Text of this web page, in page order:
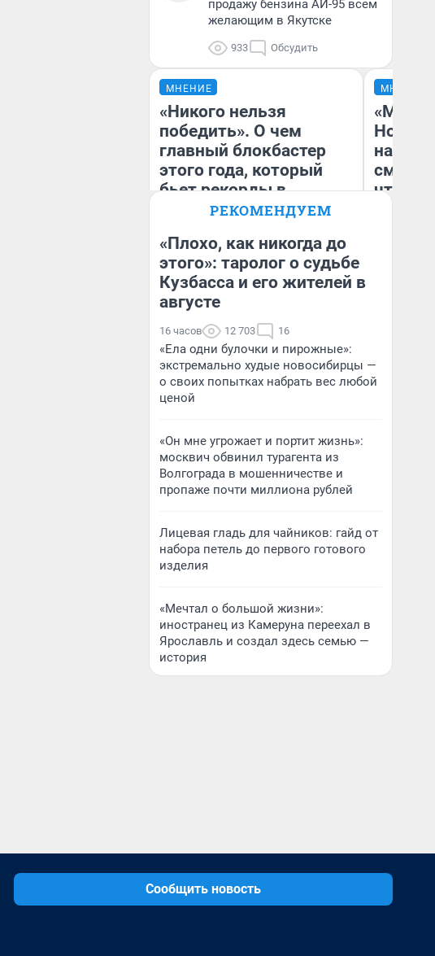
продажу бензина АИ-95 всем
желающим в Якутске
933 Обсудить
МНЕНИЕ
«Никого нельзя
победить». О чем
главный блокбастер
этого года, который
бьет рекорды в
прокате: честный
Нолана
Стас Соколов
Эксперт
МНЕНИЕ
«Мы
чтобы
РЕКОМЕНДУЕМ
«Плохо, как никогда до
этого»: таролог о судьбе
Кузбасса и его жителей в
августе
16 часов 12 703 16
«Ела одни булочки и пирожные»:
экстремально худые новосибирцы —
о своих попытках набрать вес любой
ценой
«Он мне угрожает и портит жизнь»:
москвич обвинил турагента из
Волгограда в мошенничестве и
пропаже почти миллиона рублей
Лицевая гладь для чайников: гайд от
набора петель до первого готового
изделия
«Мечтал о большой жизни»:
иностранец из Камеруна переехал в
Ярославль и создал здесь семью —
история
Сообщить новость